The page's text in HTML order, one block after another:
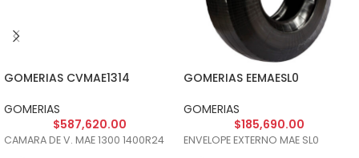
GOMERIAS CVMAE1314
GOMERIAS
$587,620.00
CAMARA DE V. MAE 1300 1400R24
GOMERIAS EEMAESL0
GOMERIAS
$185,690.00
ENVELOPE EXTERNO MAE SL0